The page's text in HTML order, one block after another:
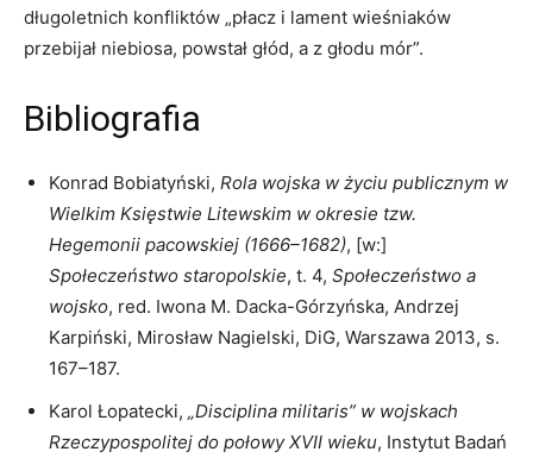
długoletnich konfliktów „płacz i lament wieśniaków
przebijał niebiosa, powstał głód, a z głodu mór”.
Bibliografia
Konrad Bobiatyński, Rola wojska w życiu publicznym w
Wielkim Księstwie Litewskim w okresie tzw.
Hegemonii pacowskiej (1666–1682), [w:]
Społeczeństwo staropolskie, t. 4, Społeczeństwo a
wojsko, red. Iwona M. Dacka-Górzyńska, Andrzej
Karpiński, Mirosław Nagielski, DiG, Warszawa 2013, s.
167–187.
Karol Łopatecki, „Disciplina militaris” w wojskach
Rzeczypospolitej do połowy XVII wieku, Instytut Badań